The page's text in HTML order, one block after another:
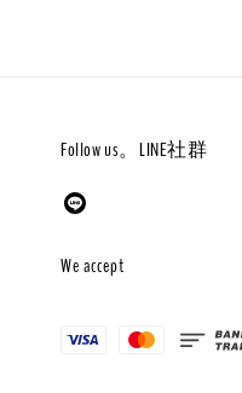
Follow us。LINE社群
We accept